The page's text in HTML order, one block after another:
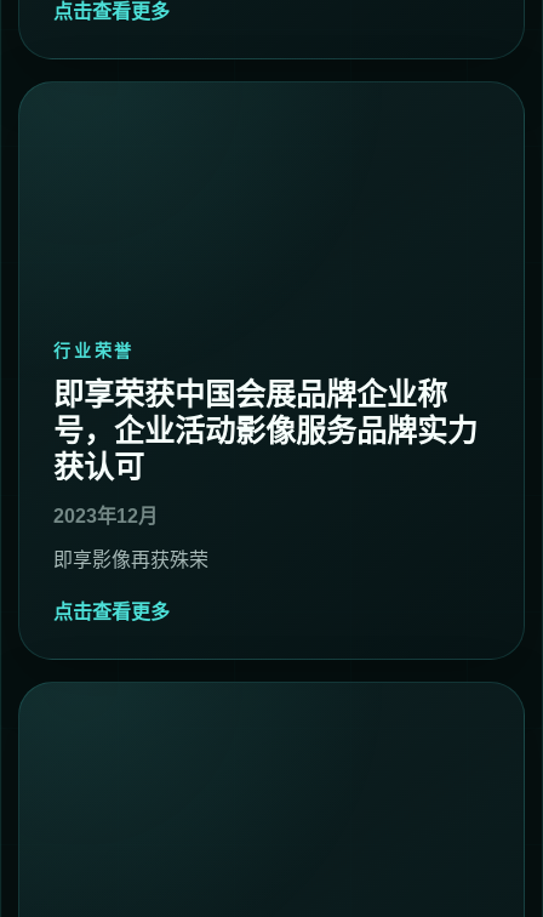
点击查看更多
行业荣誉
即享荣获中国会展品牌企业称
号，企业活动影像服务品牌实力
获认可
2023年12月
即享影像再获殊荣
点击查看更多